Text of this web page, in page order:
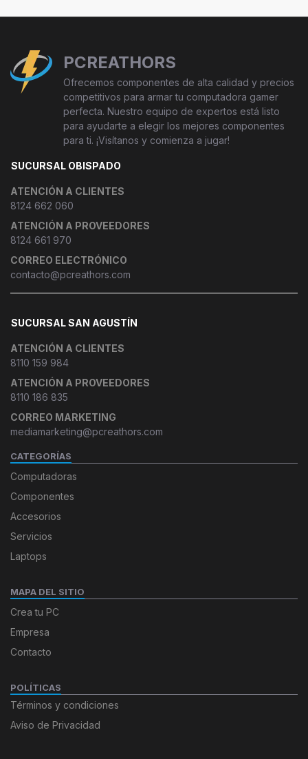
PCREATHORS
Ofrecemos componentes de alta calidad y precios
competitivos para armar tu computadora gamer
perfecta. Nuestro equipo de expertos está listo
para ayudarte a elegir los mejores componentes
para ti. ¡Visítanos y comienza a jugar!
SUCURSAL OBISPADO
ATENCIÓN A CLIENTES
8124 662 060
ATENCIÓN A PROVEEDORES
8124 661 970
CORREO ELECTRÓNICO
contacto@pcreathors.com
SUCURSAL SAN AGUSTÍN
ATENCIÓN A CLIENTES
8110 159 984
ATENCIÓN A PROVEEDORES
8110 186 835
CORREO MARKETING
mediamarketing@pcreathors.com
CATEGORÍAS
Computadoras
Componentes
Accesorios
Servicios
Laptops
MAPA DEL SITIO
Crea tu PC
Empresa
Contacto
POLÍTICAS
Términos y condiciones
Aviso de Privacidad